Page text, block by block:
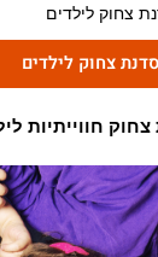
צחוק לילדים
סדנת צחוק לילדים
חווייתיות